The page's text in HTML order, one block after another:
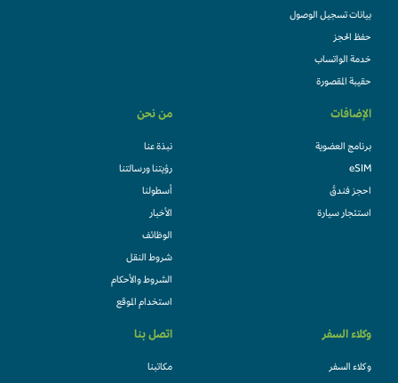
بيانات تسجيل الوصول
حفظ الحجز
خدمة الواتساب
حقيبة المقصورة
الإضافات
برنامج العضوية
eSIM
احجز فندقً
استئجار سيارة
من نحن
نبذة عنا
رؤيتنا ورسالتنا
أسطولنا
الأخبار
الوظائف
شروط النقل
الشروط والأحكام
استخدام الموقع
وكلاء السفر
وكلاء السفر
اتصل بنا
مكاتبنا